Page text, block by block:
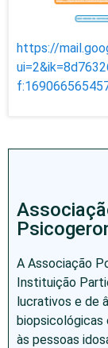
https://
A Associação
Instituição
lucrativos e de
biopsicológicas
às pessoas